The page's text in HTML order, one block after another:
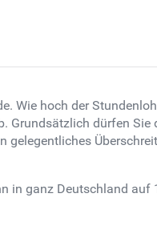
Wie hoch der
Grundsätzlich dürfen Sie
in ganz Deutschland auf